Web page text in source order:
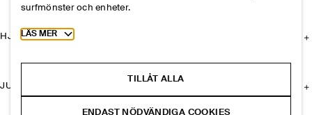
HJÄLP
JURIDISK INFORMATION
surfmönster och enheter.
Toggle more cookie information
LÄS MER
TILLÅT ALLA
ENDAST NÖDVÄNDIGA COOKIES